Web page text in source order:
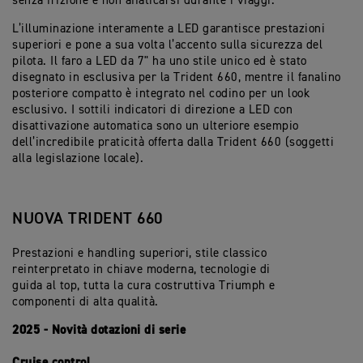
L’illuminazione interamente a LED garantisce prestazioni
superiori e pone a sua volta l’accento sulla sicurezza del
pilota. Il faro a LED da 7" ha uno stile unico ed è stato
disegnato in esclusiva per la Trident 660, mentre il fanalino
posteriore compatto è integrato nel codino per un look
esclusivo. I sottili indicatori di direzione a LED con
disattivazione automatica sono un ulteriore esempio
dell’incredibile praticità offerta dalla Trident 660 (soggetti
alla legislazione locale).
NUOVA TRIDENT 660
Prestazioni e handling superiori, stile classico
reinterpretato in chiave moderna, tecnologie di
guida al top, tutta la cura costruttiva Triumph e
componenti di alta qualità.
2025 - Novità dotazioni di serie